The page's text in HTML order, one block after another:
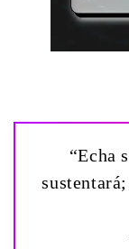
“Echa